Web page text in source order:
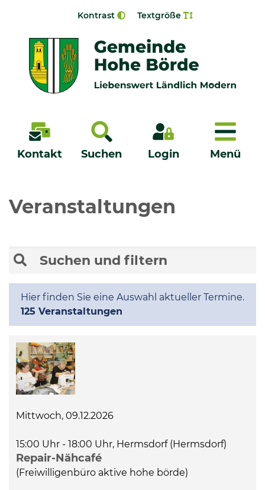
Kontrast Textgröße
Kontakt Suchen Login Menü
Menü
Neuigkeiten
Kommunalpolitik
Wirtschaft, Bauen, Verkehr
Tourismus, Freizeit, Dorfleben
Ehrenamt und Engagement
Veranstaltungen
Suchen und filtern
Hier finden Sie eine Auswahl aktueller Termine.
125 Veranstaltungen
Mittwoch, 09.12.2026
15:00 Uhr - 18:00 Uhr, Hermsdorf (Hermsdorf)
Repair-Nähcafé
(Freiwilligenbüro aktive hohe börde)